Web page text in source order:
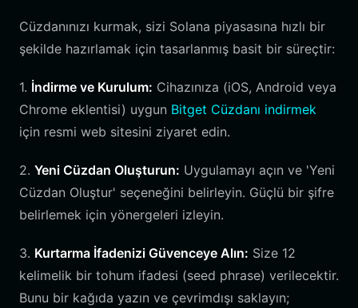
Cüzdanınızı kurmak, sizi Solana piyasasına hızlı bir
şekilde hazırlamak için tasarlanmış basit bir süreçtir:
1. İndirme ve Kurulum: Cihazınıza (iOS, Android veya
Chrome eklentisi) uygun Bitget Cüzdanı indirmek
için resmi web sitesini ziyaret edin.
2. Yeni Cüzdan Oluşturun: Uygulamayı açın ve 'Yeni
Cüzdan Oluştur' seçeneğini belirleyin. Güçlü bir şifre
belirlemek için yönergeleri izleyin.
3. Kurtarma İfadenizi Güvenceye Alın: Size 12
kelimelik bir tohum ifadesi (seed phrase) verilecektir.
Bunu bir kağıda yazın ve çevrimdışı saklayın;